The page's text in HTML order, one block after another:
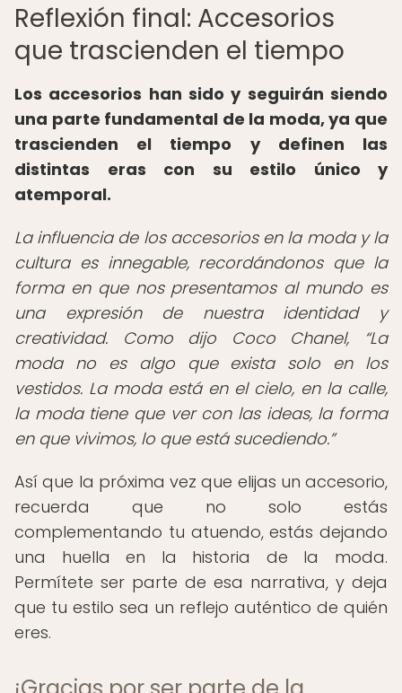
Reflexión final: Accesorios
que trascienden el tiempo
Los accesorios han sido y seguirán siendo
una parte fundamental de la moda, ya que
trascienden el tiempo y definen las
distintas eras con su estilo único y
atemporal.
La influencia de los accesorios en la moda y la
cultura es innegable, recordándonos que la
forma en que nos presentamos al mundo es
una expresión de nuestra identidad y
creatividad. Como dijo Coco Chanel,
La
moda no es algo que exista solo en los
vestidos. La moda está en el cielo, en la calle,
la moda tiene que ver con las ideas, la forma
en que vivimos, lo que está sucediendo.
Así que la próxima vez que elijas un accesorio,
recuerda que no solo estás
complementando tu atuendo, estás dejando
una huella en la historia de la moda.
Permítete ser parte de esa narrativa, y deja
que tu estilo sea un reflejo auténtico de quién
eres.